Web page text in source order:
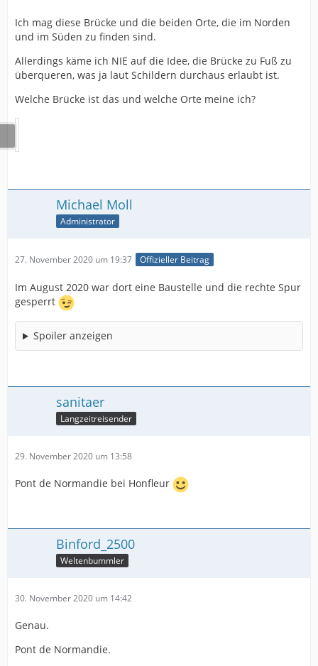
Ich mag diese Brücke und die beiden Orte, die im Norden
und im Süden zu finden sind.
Allerdings käme ich NIE auf die Idee, die Brücke zu Fuß zu
überqueren, was ja laut Schildern durchaus erlaubt ist.
Welche Brücke ist das und welche Orte meine ich?
Michael Moll
Administrator
27. November 2020 um 19:37 Offizieller Beitrag
Im August 2020 war dort eine Baustelle und die rechte Spur
gesperrt
Spoiler anzeigen
sanitaer
Langzeitreisender
29. November 2020 um 13:58
Pont de Normandie bei Honfleur
Binford_2500
Weltenbummler
30. November 2020 um 14:42
Genau.
Pont de Normandie.